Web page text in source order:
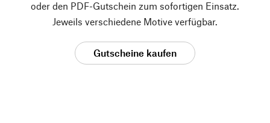
oder den PDF-Gutschein zum sofortigen Einsatz.
Jeweils verschiedene Motive verfügbar.
Gutscheine kaufen